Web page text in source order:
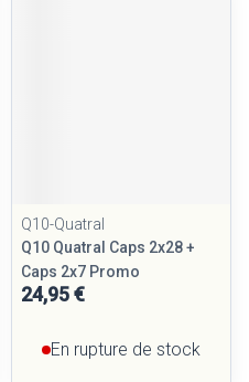
Q10-Quatral
Q10 Quatral Caps 2x28 +
Caps 2x7 Promo
24,95 €
En rupture de stock